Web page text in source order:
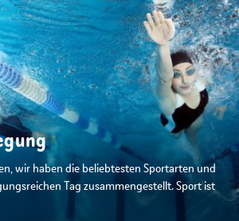
wir haben die beliebtesten Sportarten und
Tag zusammengestellt. Sport ist